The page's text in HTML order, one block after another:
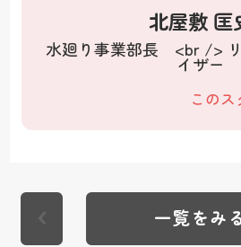
北屋敷 匡
水廻り事業部長 <br />
イザー
この
一覧をみる